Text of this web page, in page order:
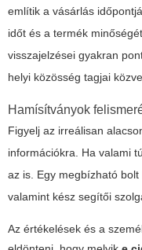
említik a vásárlás
időt és a termék
visszajelzései gyakran
helyi közösség tagjai
Hamísítványok
Figyelj az irreálisan
információkra. Ha valami
az is. Egy megbízható
valamint kész segítői
Az értékelések és a